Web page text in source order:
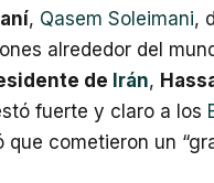
, Qasem Soleimani,
alrededor del
de Irán,
fuerte y claro a los
que cometieron un